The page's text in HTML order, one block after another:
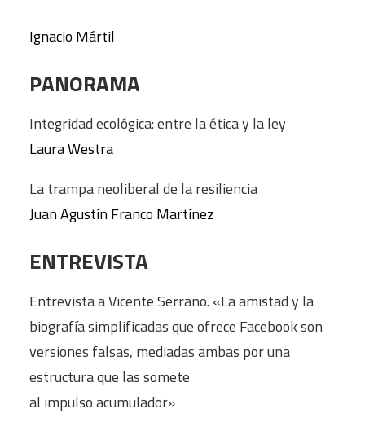
Ignacio Mártil
PANORAMA
Integridad ecológica: entre la ética y la ley
Laura Westra
La trampa neoliberal de la resiliencia
Juan Agustín Franco Martínez
ENTREVISTA
Entrevista a Vicente Serrano. «La amistad y la
biografía simplificadas que ofrece Facebook son
versiones falsas, mediadas ambas por una
estructura que las somete
al impulso acumulador»